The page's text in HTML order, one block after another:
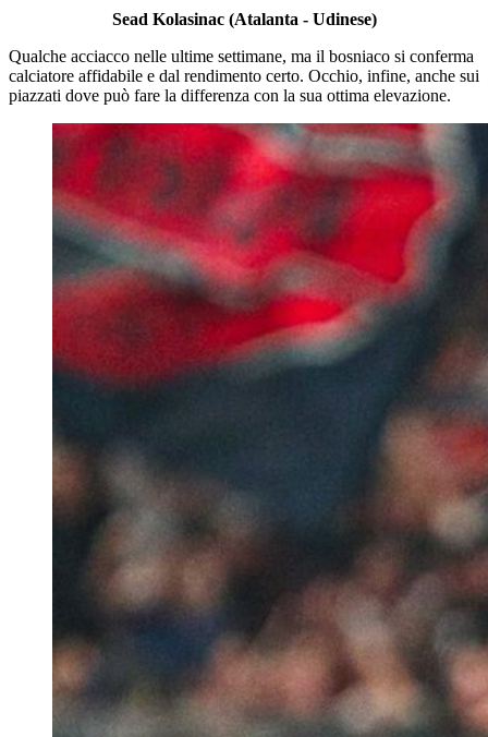
Sead Kolasinac (Atalanta - Udinese)
Qualche acciacco nelle ultime settimane, ma il bosniaco si conferma
calciatore affidabile e dal rendimento certo. Occhio, infine, anche sui
piazzati dove può fare la differenza con la sua ottima elevazione.